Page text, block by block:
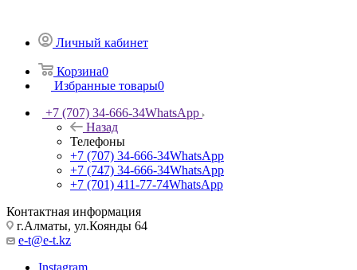
Личный кабинет
Корзина0
Избранные товары0
+7 (707) 34-666-34WhatsApp
Назад
Телефоны
+7 (707) 34-666-34WhatsApp
+7 (747) 34-666-34WhatsApp
+7 (701) 411-77-74WhatsApp
Контактная информация
г.Алматы, ул.Коянды 64
e-t@e-t.kz
Instagram